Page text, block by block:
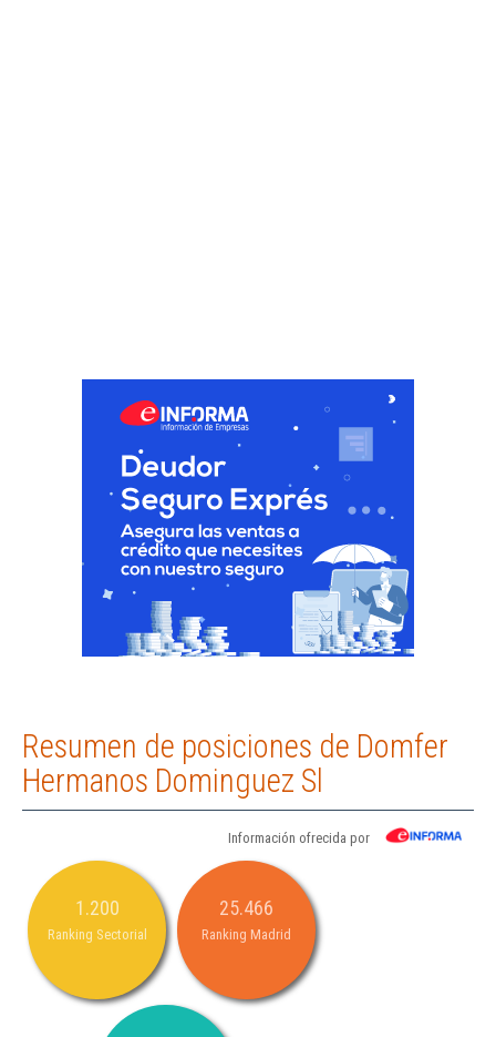
Resumen de posiciones de Domfer
Hermanos Dominguez Sl
Información ofrecida por
1.200
Ranking Sectorial
25.466
Ranking Madrid